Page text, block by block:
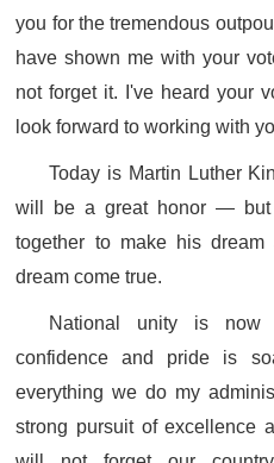
you for the tremendous
have shown me with your
not forget it. I've heard your
look forward to working with
Today is Martin Luther
will be a great honor —
together to make his
dream come true.
National unity is now
confidence and pride is
everything we do my
strong pursuit of excellence